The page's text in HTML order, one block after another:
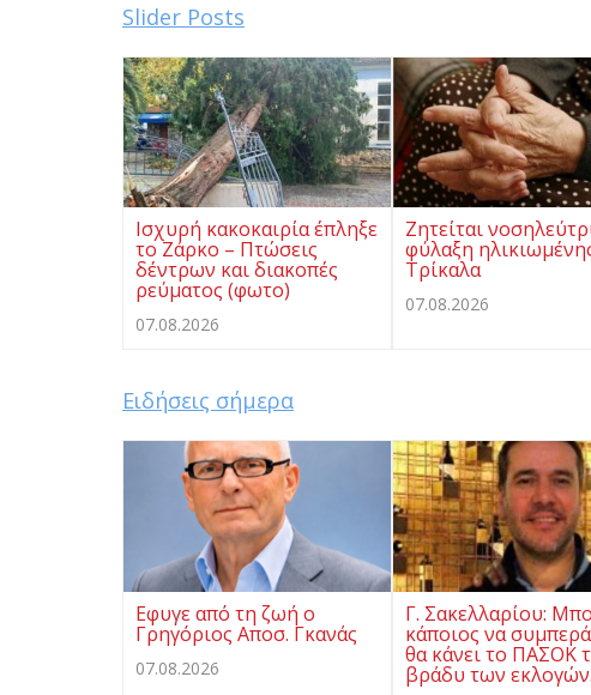
Slider Posts
Ισχυρή κακοκαιρία έπληξε
το Ζάρκο – Πτώσεις
δέντρων και διακοπές
ρεύματος (φωτο)
07.08.2026
Ζητείται
φύλαξη
Τρίκαλα
07.08.2026
Ειδήσεις σήμερα
Eφυγε από τη ζωή ο
Γρηγόριος Αποσ. Γκανάς
07.08.2026
Γ. Σακελλαρίου:
κάποιος να
θα κάνει το ΠΑΣΟΚ
βράδυ των